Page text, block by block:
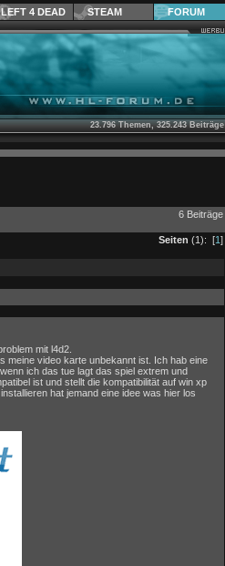
LEFT 4 DEAD STEAM FORUM
23.796 Themen, 325.243 Beiträge
6 Beiträge
Seiten (1): [1]
mit l4d2.
meine video karte unbekannt ist. Ich hab eine
ich das tue lagt das spiel extrem und
ist und stellt die kompatibilität auf win xp
hat jemand eine idee was hier los